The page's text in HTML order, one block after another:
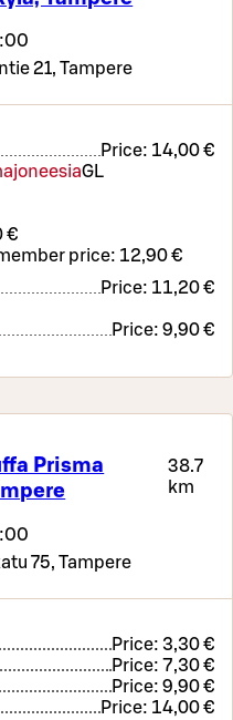
21, Tampere
Price: 14,00 €
GL
€
price: 12,90 €
Price: 11,20 €
Price: 9,90 €
Prisma
38.7
km
75, Tampere
Price: 3,30 €
Price: 7,30 €
Price: 9,90 €
Price: 14,00 €